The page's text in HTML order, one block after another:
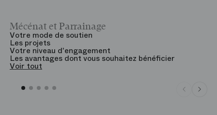
Mécénat et Parrainage
Votre mode de soutien
Les projets
Votre niveau d'engagement
Les avantages dont vous souhaitez bénéficier
Voir tout